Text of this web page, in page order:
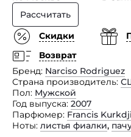
Рассчитать
Скидки
Возврат
Бренд Narciso Rodriguez
Страна производитель
Пол Мужской
Год выпуска 2007
Парфюмер Francis
Ноты листья фиалки,